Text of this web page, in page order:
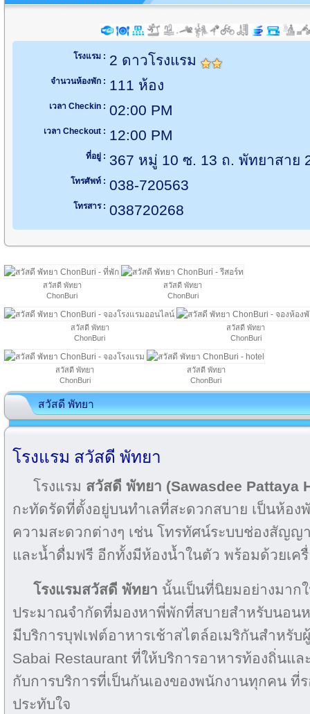
โรงแรม : 2 ดาวโรงแรม
จำนวนห้องพัก : 111 ห้อง
เวลา Checkin : 02:00 PM
เวลา Checkout : 12:00 PM
ที่อยู่ : 367 หมู่ 10 ซ. 13 ถ. พัทยาสาย
โทรศัพท์ : 038-720563
โทรสาร : 038720268
สวัสดี พัทยา
ChonBuri
สวัสดี พัทยา
ChonBuri
สวัสดี พัทยา
ChonBuri
สวัสดี พัทยา
ChonBuri
สวัสดี พัทยา
ChonBuri
สวัสดี พัทยา
ChonBuri
สวัสดี พัทยา
โรงแรม สวัสดี พัทยา
โรงแรม สวัสดี พัทยา (Sawasdee Pattaya
กะทัดรัดที่ตั้งอยู่บนทำเลที่สะดวกสบาย เป็นห้อง
ความสะดวกต่างๆ เช่น โทรทัศน์ระบบช่องสัญญ
และน้ำดื่มฟรี อีกทั้งมีห้องน้ำในตัว พร้อมด้วยเค
โรงแรมสวัสดี พัทยา นั้นเป็นที่นิยมอย่างมาก
ประมาณจำกัดที่มองหาพี่พักที่สบายสำหรับนอน
มีบริการบุฟเฟต์อาหารเช้าสไตล์อเมริกันสำหรับ
Sabai Restaurant ที่ให้บริการอาหารท้องถิ่นแ
กับการบริการที่เป็นกันเองของพนักงานทุกคน
ประทับใจ